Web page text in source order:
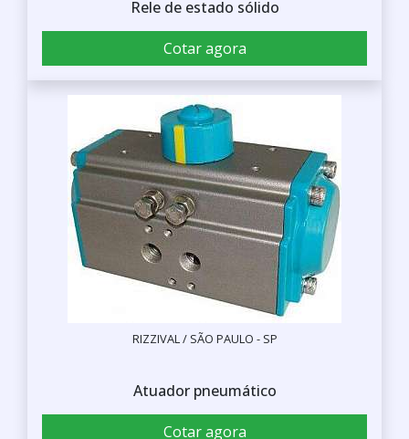
Rele de estado sólido
Cotar agora
RIZZIVAL / SÃO PAULO - SP
Atuador pneumático
Cotar agora